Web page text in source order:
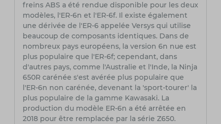
freins ABS a été rendue disponible pour les deux
modèles, l'ER-6n et l'ER-6f. Il existe également
une dérivée de l'ER-6 appelée Versys qui utilise
beaucoup de composants identiques. Dans de
nombreux pays européens, la version 6n nue est
plus populaire que l'ER-6f; cependant, dans
d'autres pays, comme l'Australie et l'Inde, la Ninja
650R carénée s'est avérée plus populaire que
l'ER-6n non carénée, devenant la 'sport-tourer' la
plus populaire de la gamme Kawasaki. La
production du modèle ER-6n a été arrêtée en
2018 pour être remplacée par la série Z650.